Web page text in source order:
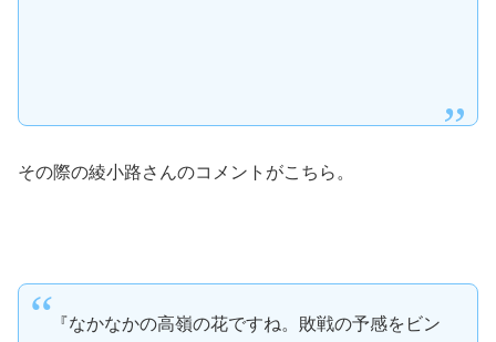
その際の綾小路さんのコメントがこちら。
『なかなかの高嶺の花ですね。敗戦の予感をビン